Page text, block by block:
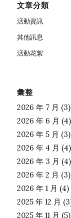
文章分類
活動資訊
其他訊息
活動花絮
彙整
2026 年 7 月 (3)
2026 年 6 月 (4)
2026 年 5 月 (3)
2026 年 4 月 (4)
2026 年 3 月 (4)
2026 年 2 月 (3)
2026 年 1 月 (4)
2025 年 12 月
2025 年 11 月 (5)